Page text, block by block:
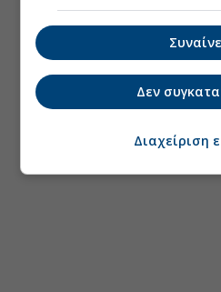
Δεν
Διαχείριση